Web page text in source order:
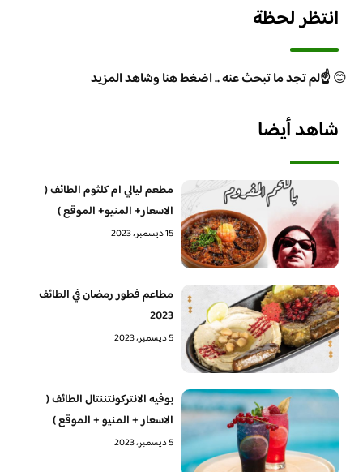
انتظر لحظة
😊☝️لم تجد ما تبحث عنه .. اضغط هنا وشاهد المزيد
شاهد أيضا
مطعم ليالي ام كلثوم الطائف (
الاسعار+ المنيو+ الموقع )
15 ديسمبر، 2023
مطاعم فطور رمضان في الطائف
2023
5 ديسمبر، 2023
بوفيه الانتركونتننتال الطائف (
الاسعار + المنيو + الموقع )
5 ديسمبر، 2023